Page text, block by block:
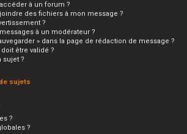
à un forum ?
des fichiers à mon message ?
?
à un modérateur ?
» dans la page de rédaction de message ?
être validé ?
sujet ?
sujets
?
?